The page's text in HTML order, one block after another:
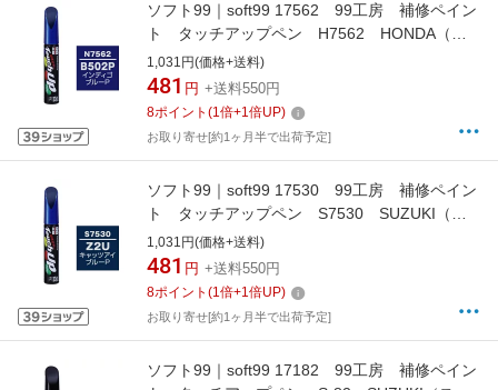
ソフト99｜soft99 17562 99工房 補修ペイン
ト タッチアップペン H7562 HONDA（ホ
ンダ） B502P インディゴブルーP 自動車
塗装の補修用 内容量：12ml
1,031円(価格+送料)
481 円 +送料550円
8ポイント (1倍+1倍UP)
お取り寄せ[約1ヶ月半で出荷予定]
ソフト99｜soft99 17530 99工房 補修ペイン
ト タッチアップペン S7530 SUZUKI（ス
ズキ） Z2U キャッツアイブルーP 自動車
塗装の補修用 内容量：12ml
1,031円(価格+送料)
481 円 +送料550円
8ポイント (1倍+1倍UP)
お取り寄せ[約1ヶ月半で出荷予定]
ソフト99｜soft99 17182 99工房 補修ペイン